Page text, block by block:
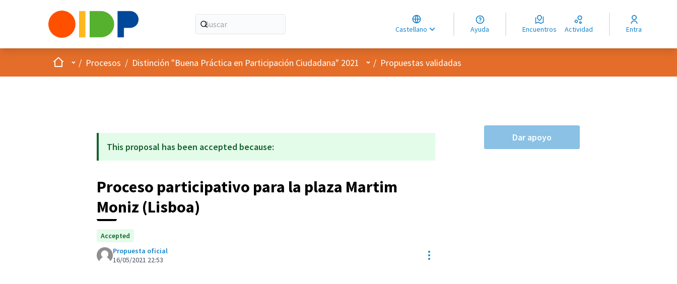
Castellano
Choose language
Choisir la langue
Elegir el idioma
Ayuda Encuentros Actividad Entra
InicioMenú principal
/ Procesos / Distinción "Buena Práctica en Participación Ciudadana" 2021 Menú de usuario
/ Propuestas validadas
This proposal has been accepted because:
Proceso participativo para la plaza Martim
Moniz (Lisboa)
Accepted
Propuesta oficial
16/05/2021 22:53
Controles de recursos
Dar apoyo